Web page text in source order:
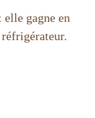
elle gagne en
réfrigérateur.